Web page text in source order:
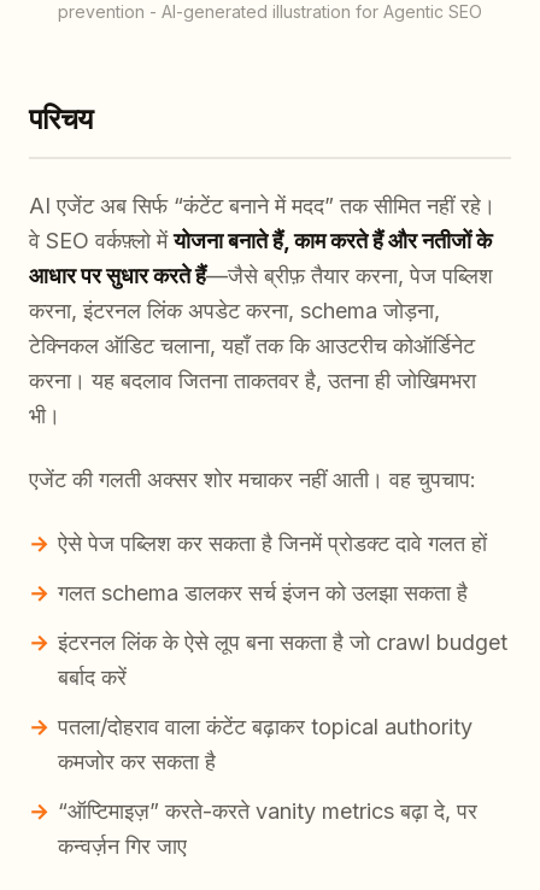
prevention - AI-generated illustration for Agentic SEO
परिचय
AI एजेंट अब सिर्फ “कंटेंट बनाने में मदद” तक सीमित नहीं रहे।
वे SEO वर्कफ़्लो मेंयोजना बनाते हैं, काम करते हैं और नतीजों के
आधार पर सुधार करते हैं—जैसे ब्रीफ़ तैयार करना, पेज पब्लिश
करना, इंटरनल लिंक अपडेट करना, schema जोड़ना,
टेक्निकल ऑडिट चलाना, यहाँ तक कि आउटरीच कोऑर्डिनेट
करना। यह बदलाव जितना ताकतवर है, उतना ही जोखिमभरा
भी।
एजेंट की गलती अक्सर शोर मचाकर नहीं आती। वह चुपचाप:
ऐसे पेज पब्लिश कर सकता है जिनमें प्रोडक्ट दावे गलत हों
गलत schema डालकर सर्च इंजन को उलझा सकता है
इंटरनल लिंक के ऐसे लूप बना सकता है जो crawl budget
बर्बाद करें
पतला/दोहराव वाला कंटेंट बढ़ाकर topical authority
कमजोर कर सकता है
“ऑप्टिमाइज़” करते-करते vanity metrics बढ़ा दे, पर
कन्वर्ज़न गिर जाए